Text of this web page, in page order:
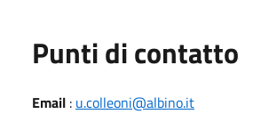
Punti di contatto
Email : u.colleoni@albino.it